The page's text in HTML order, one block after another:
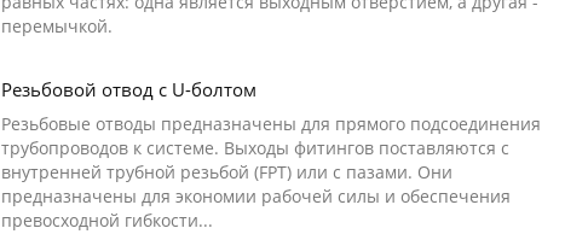
перемычкой.
Резьбовой отвод с U-болтом
Резьбовые отводы предназначены для прямого подсоединения
трубопроводов к системе. Выходы фитингов поставляются с
внутренней трубной резьбой (FPT) или с пазами. Они
предназначены для экономии рабочей силы и обеспечения
превосходной гибкости...